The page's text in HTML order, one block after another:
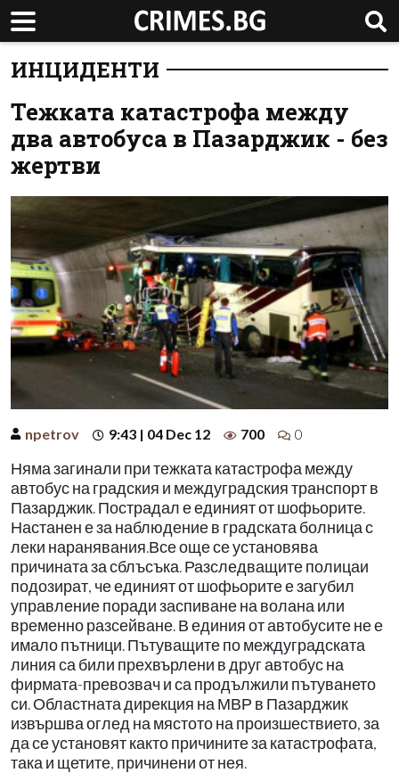
ИНЦИДЕНТИ
Тежката катастрофа между
два автобуса в Пазарджик - без
жертви
npetrov 9:43 | 04 Dec 12 700 0
Няма загинали при тежката катастрофа между
автобус на градския и междуградския транспорт в
Пазарджик. Пострадал е единият от шофьорите.
Настанен е за наблюдение в градската болница с
леки наранявания.Все още се установява
причината за сблъсъка. Разследващите полицаи
подозират, че единият от шофьорите е загубил
управление поради заспиване на волана или
временно разсейване. В единия от автобусите не е
имало пътници. Пътуващите по междуградската
линия са били прехвърлени в друг автобус на
фирмата-превозвач и са продължили пътуването
си. Областната дирекция на МВР в Пазарджик
извършва оглед на мястото на произшествието, за
да се установят както причините за катастрофата,
така и щетите, причинени от нея.